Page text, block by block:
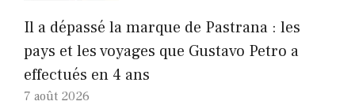
Il a dépassé la marque de Pastrana : les
pays et les voyages que Gustavo Petro a
effectués en 4 ans
7 août 2026